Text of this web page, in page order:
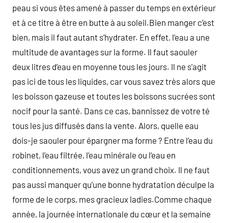
peau si vous êtes amené à passer du temps en extérieur
et à ce titre à être en butte à au soleil.Bien manger c’est
bien, mais il faut autant s’hydrater. En effet, l’eau a une
multitude de avantages sur la forme. Il faut saouler
deux litres d’eau en moyenne tous les jours. Il ne s’agit
pas ici de tous les liquides, car vous savez très alors que
les boisson gazeuse et toutes les boissons sucrées sont
nocif pour la santé. Dans ce cas, bannissez de votre té
tous les jus diffusés dans la vente. Alors, quelle eau
dois-je saouler pour épargner ma forme ? Entre l’eau du
robinet, l’eau filtrée, l’eau minérale ou l’eau en
conditionnements, vous avez un grand choix. Il ne faut
pas aussi manquer qu’une bonne hydratation déculpe la
forme de le corps, mes gracieux ladies.Comme chaque
année, la journée internationale du cœur et la semaine